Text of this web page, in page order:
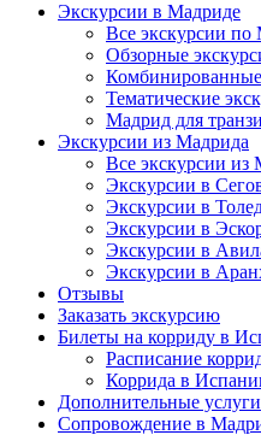
Экскурсии в Мадриде
Все экскурсии по
Обзорные
Тематические
Мадрид для
Экскурсии из Мадрида
Все экскурсии из
Экскурсии в
Экскурсии в
Экскурсии в
Экскурсии в
Экскурсии в
Отзывы
Заказать экскурсию
Билеты на корриду в
Расписание
Коррида в
Дополнительные услуги
Сопровождение в